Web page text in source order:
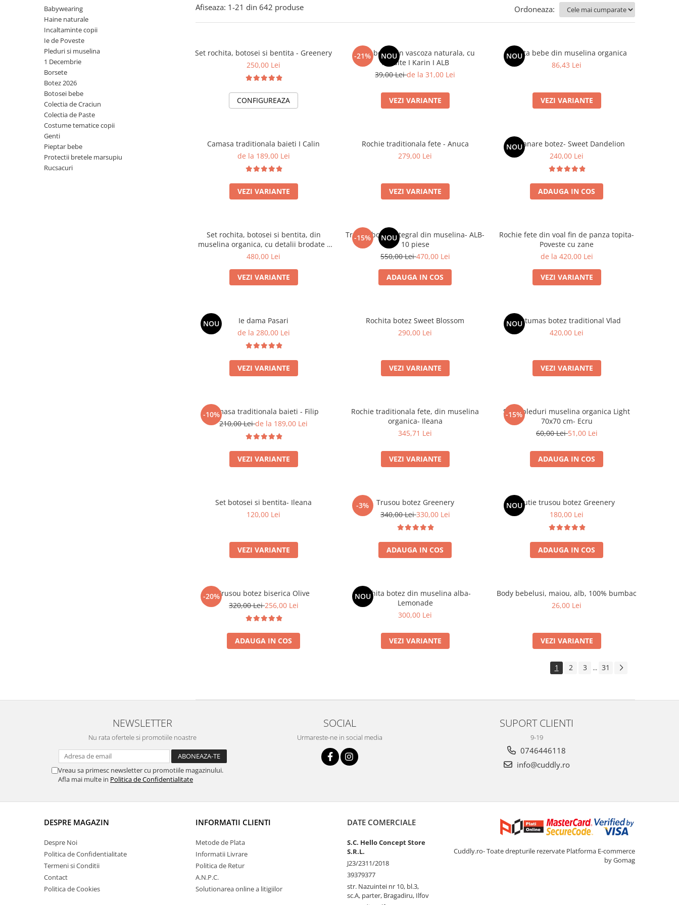
Fulare si esarfe
Saci de dormit bebe
Perii de par bebe
Camasi Barbati
Camasi baieti
Body-uri bebe
Babywearing
Haine naturale
Incaltaminte copii
Ie de Poveste
Pleduri si muselina
1 Decembrie
Borsete
Botez 2026
Botosei bebe
Colectia de Craciun
Colectia de Paste
Costume tematice copii
Genti
Pieptar bebe
Protectii bretele marsupiu
Rucsacuri
Afiseaza: 1-21 din 642 produse Ordoneaza:
Set rochita, botosei si bentita - Greenery
250,00 Lei
CONFIGUREAZA
-21% NOU
Dres bebe din vascoza naturala, cu
fundite I Karin I ALB
39,00 Leide la 31,00 Lei
VEZI VARIANTE
NOU
Boneta bebe din muselina organica
86,43 Lei
VEZI VARIANTE
Camasa traditionala baieti I Calin
de la 189,00 Lei
VEZI VARIANTE
Rochie traditionala fete - Anuca
279,00 Lei
VEZI VARIANTE
NOU
Lumanare botez- Sweet Dandelion
240,00 Lei
ADAUGA IN COS
Set rochita, botosei si bentita, din
muselina organica, cu detalii brodate -
Lavanda
480,00 Lei
VEZI VARIANTE
-15% NOU
Trusou botez integral din muselina- ALB-
10 piese
550,00 Lei470,00 Lei
ADAUGA IN COS
Rochie fete din voal fin de panza topita-
Poveste cu zane
de la 420,00 Lei
VEZI VARIANTE
NOU
Ie dama Pasari
de la 280,00 Lei
VEZI VARIANTE
Rochita botez Sweet Blossom
290,00 Lei
VEZI VARIANTE
NOU
Costumas botez traditional Vlad
420,00 Lei
VEZI VARIANTE
-10%
Camasa traditionala baieti - Filip
210,00 Leide la 189,00 Lei
VEZI VARIANTE
Rochie traditionala fete, din muselina
organica- Ileana
345,71 Lei
VEZI VARIANTE
-15%
Set 3 pleduri muselina organica Light
70x70 cm- Ecru
60,00 Lei51,00 Lei
ADAUGA IN COS
Set botosei si bentita- Ileana
120,00 Lei
VEZI VARIANTE
-3%
Trusou botez Greenery
340,00 Lei330,00 Lei
ADAUGA IN COS
NOUCutie trusou botez Greenery
180,00 Lei
ADAUGA IN COS
-20%Trusou botez biserica Olive
320,00 Lei256,00 Lei
ADAUGA IN COS
NOU
Rochita botez din muselina alba-
Lemonade
300,00 Lei
VEZI VARIANTE
Body bebelusi, maiou, alb, 100% bumbac
26,00 Lei
VEZI VARIANTE
1 2 3 ... 31
NEWSLETTER
Nu rata ofertele si promotiile noastre
Vreau sa primesc newsletter cu promotiile magazinului.
Afla mai multe in Politica de Confidentialitate
SOCIAL
Urmareste-ne in social media
SUPORT CLIENTI
9-19
0746446118
info@cuddly.ro
DESPRE MAGAZIN
Despre Noi
Politica de Confidentialitate
Termeni si Conditii
Contact
Politica de Cookies
INFORMATII CLIENTI
Metode de Plata
Informatii Livrare
Politica de Retur
A.N.P.C.
Solutionarea online a litigiilor
DATE COMERCIALE
S.C. Hello Concept Store
S.R.L.
J23/2311/2018
39379377
str. Nazuintei nr 10, bl.3,
sc.A, parter, Bragadiru, Ilfov
Cuddly.ro- Toate drepturile rezervate Platforma E-commerce
by Gomag